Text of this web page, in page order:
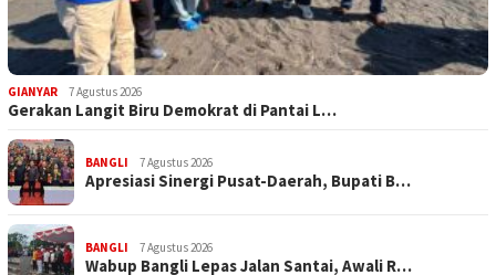
GIANYAR 7 Agustus 2026
Gerakan Langit Biru Demokrat di Pantai L…
BANGLI 7 Agustus 2026
Apresiasi Sinergi Pusat-Daerah, Bupati B…
BANGLI 7 Agustus 2026
Wabup Bangli Lepas Jalan Santai, Awali R…